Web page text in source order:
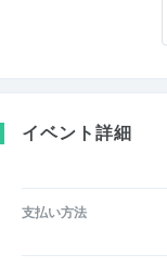
イベント詳細
支払い方法